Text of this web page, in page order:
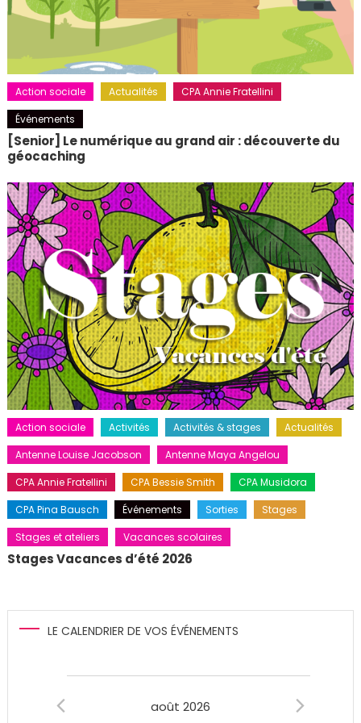
Action sociale Actualités
CPA Annie Fratellini
Événements
[Senior] Le numérique au grand air : découverte du
géocaching
Action sociale Activités Activités & stages
Actualités
Antenne Louise Jacobson
Antenne Maya Angelou
CPA Annie Fratellini
CPA Bessie Smith
CPA Musidora
CPA Pina Bausch
Événements Sorties
Stages
Stages et ateliers
Vacances scolaires
Stages Vacances d’été 2026
LE CALENDRIER DE VOS ÉVÉNEMENTS
août 2026